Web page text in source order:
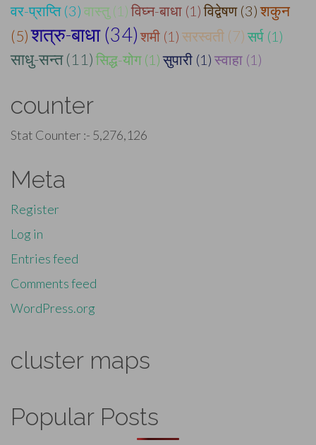
वर-प्राप्ति (3) वास्तु (1) विघ्न-बाधा (1) विद्वेषण (3) शकुन
(5) शत्रु-बाधा (34) शमी (1) सरस्वती (7) सर्प (1)
साधु-सन्त (11) सिद्ध-योग (1) सुपारी (1) स्वाहा (1)
counter
Stat Counter :- 5,276,126
Meta
Register
Log in
Entries feed
Comments feed
WordPress.org
cluster maps
Popular Posts